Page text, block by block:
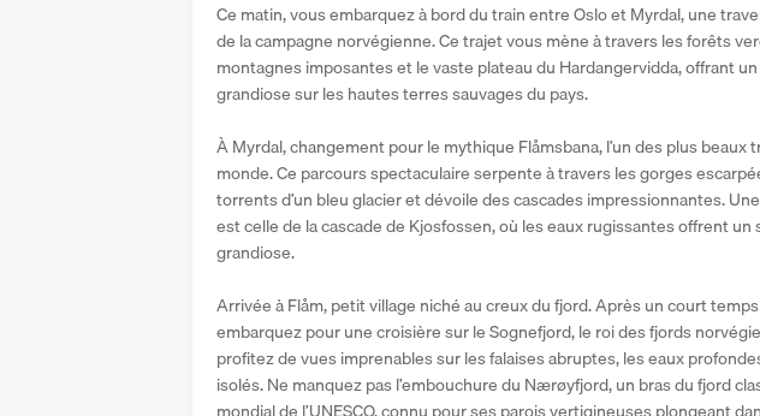
Ce matin, vous embarquez à bord du train entre Oslo et Myrdal, une
de la campagne norvégienne. Ce trajet vous mène à travers les forêts
montagnes imposantes et le vaste plateau du Hardangervidda, offrant
grandiose sur les hautes terres sauvages du pays.
À Myrdal, changement pour le mythique Flåmsbana, l’un des plus beaux
monde. Ce parcours spectaculaire serpente à travers les gorges
torrents d’un bleu glacier et dévoile des cascades impressionnantes.
est celle de la cascade de Kjosfossen, où les eaux rugissantes offrent un
grandiose.
Arrivée à Flåm, petit village niché au creux du fjord. Après un court
embarquez pour une croisière sur le Sognefjord, le roi des fjords
profitez de vues imprenables sur les falaises abruptes, les eaux
isolés. Ne manquez pas l’embouchure du Nærøyfjord, un bras du fjord